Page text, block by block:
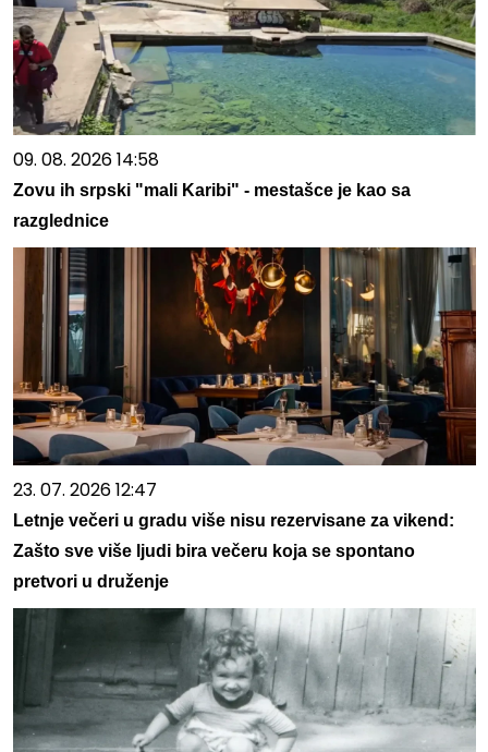
09. 08. 2026 14:58
Zovu ih srpski "mali Karibi" - mestašce je kao sa
razglednice
23. 07. 2026 12:47
Letnje večeri u gradu više nisu rezervisane za vikend:
Zašto sve više ljudi bira večeru koja se spontano
pretvori u druženje